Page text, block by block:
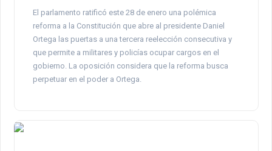
El parlamento ratificó este 28 de enero una polémica
reforma a la Constitución que abre al presidente Daniel
Ortega las puertas a una tercera reelección consecutiva y
que permite a militares y policías ocupar cargos en el
gobierno. La oposición considera que la reforma busca
perpetuar en el poder a Ortega.